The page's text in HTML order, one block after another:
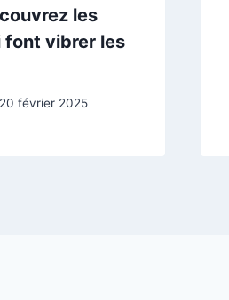
les
font vibrer les
20 février 2025